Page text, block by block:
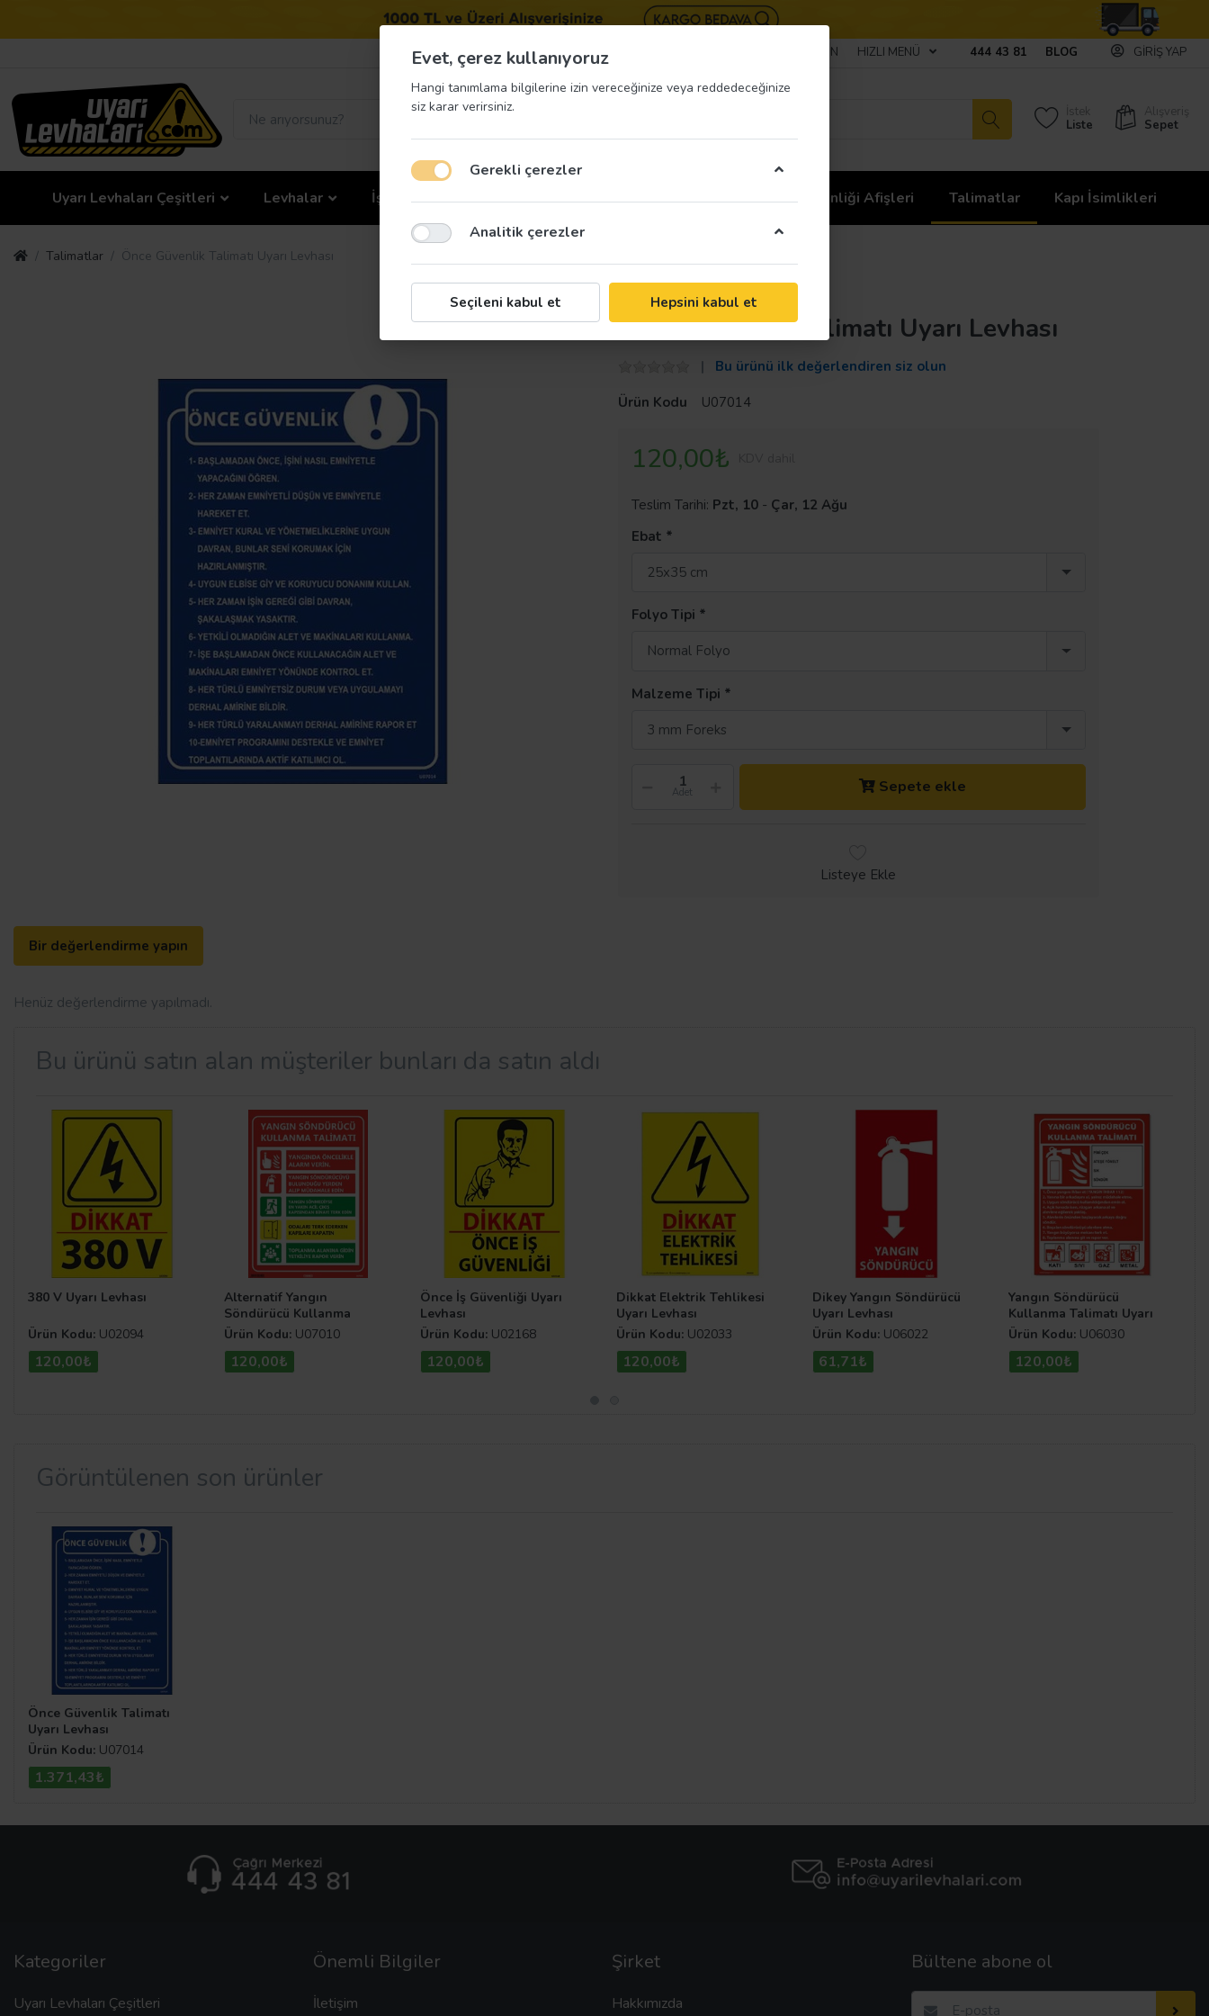
BIZE ULAŞIN HIZLI MENÜ 444 43 81 BLOG GIRIŞ YAP
İstek
Liste
Alışveriş
Sepet
Uyarı Levhaları Çeşitleri Levhalar İş Güvenliği Etiketleri İş Güvenliği Ekipmanları İş Güvenliği Afişleri Talimatlar Kapı İsimlikleri
Talimatlar Önce Güvenlik Talimatı Uyarı Levhası
Taroks
Önce Güvenlik Talimatı Uyarı Levhası
Bu ürünü ilk değerlendiren siz olun
Ürün Kodu
U07014
120,00₺
Teslim Tarihi: Pzt, 10 - Çar, 12 Ağu
Ebat
25x35 cm
Folyo Tipi
Normal Folyo
Malzeme Tipi
3 mm Foreks
Adet Sepete ekle
Listeye Ekle
Bir değerlendirme yapın
Henüz değerlendirme yapılmadı.
Bu ürünü satın alan müşteriler bunları da satın aldı
380 V Uyarı Levhası
Ürün Kodu: U02094
120,00₺
Alternatif Yangın
Söndürücü Kullanma
Talimatı Uyarı Levhası
Ürün Kodu: U07010
120,00₺
Önce İş Güvenliği Uyarı
Levhası
Ürün Kodu: U02168
120,00₺
Dikkat Elektrik Tehlikesi
Uyarı Levhası
Ürün Kodu: U02033
120,00₺
Dikey Yangın Söndürücü
Uyarı Levhası
Ürün Kodu: U06022
61,71₺
Yangın Söndürücü
Kullanma Talimatı Uyarı
Levhası
Ürün Kodu: U06030
120,00₺
Görüntülenen son ürünler
Önce Güvenlik Talimatı
Uyarı Levhası
Ürün Kodu: U07014
1.371,43₺
Kategoriler
Uyarı Levhaları Çeşitleri
Önemli Bilgiler
İletişim
Şirket
Hakkımızda
Bültene abone ol
Evet, çerez kullanıyoruz
Hangi tanımlama bilgilerine izin vereceğinize veya reddedeceğinize
siz karar verirsiniz.
Gerekli çerezler
Analitik çerezler
Seçileni kabul et Hepsini kabul et